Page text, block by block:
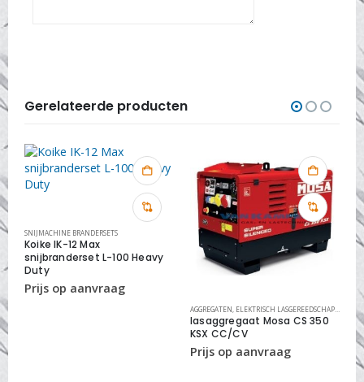
Gerelateerde producten
,
SNIJMACHINE BRANDERSETS
Koike IK-12 Max
snijbranderset L-100 Heavy
Duty
AGGREGATEN, ELEKTRISCH LASGEREEDSCHAP,
lasaggregaat Mosa CS 350
KSX CC/CV